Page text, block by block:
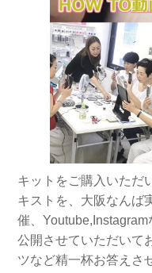
キットをご購入いただ
キストを、大阪なんば
催、
公開させていただいて
ツなど精一杯お答えさ